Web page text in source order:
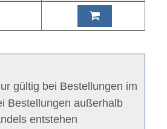
gültig bei Bestellungen im
Bestellungen außerhalb
entstehen